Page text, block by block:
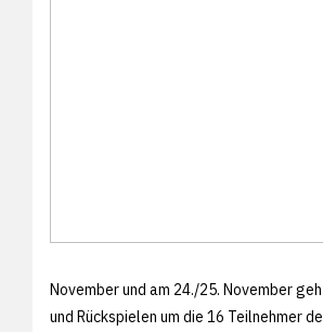
November und am 24./25. November
und Rückspielen um die 16 Teilnehmer